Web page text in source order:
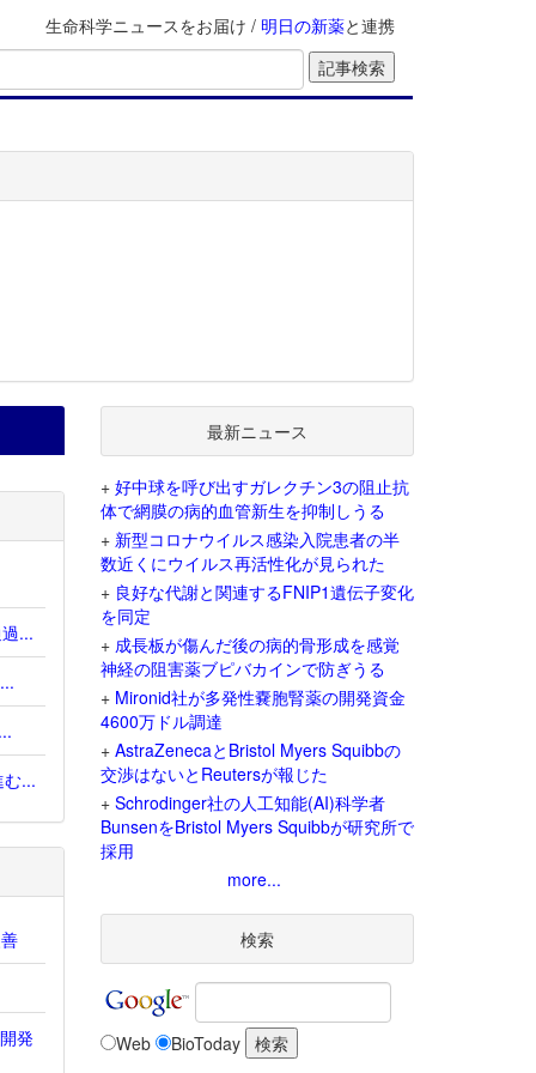
生命科学ニュースをお届け / 明日の新薬と連携
...
...
発
最新ニュース
+ 好中球を呼び出すガレクチン3の阻止抗
体で網膜の病的血管新生を抑制しうる
+ 新型コロナウイルス感染入院患者の半
数近くにウイルス再活性化が見られた
+ 良好な代謝と関連するFNIP1遺伝子変化
を同定
+ 成長板が傷んだ後の病的骨形成を感覚
神経の阻害薬ブピバカインで防ぎうる
+ Mironid社が多発性嚢胞腎薬の開発資金
4600万ドル調達
+ AstraZenecaとBristol Myers Squibbの
交渉はないとReutersが報じた
+ Schrodinger社の人工知能(AI)科学者
BunsenをBristol Myers Squibbが研究所で
採用
more...
検索
Web BioToday